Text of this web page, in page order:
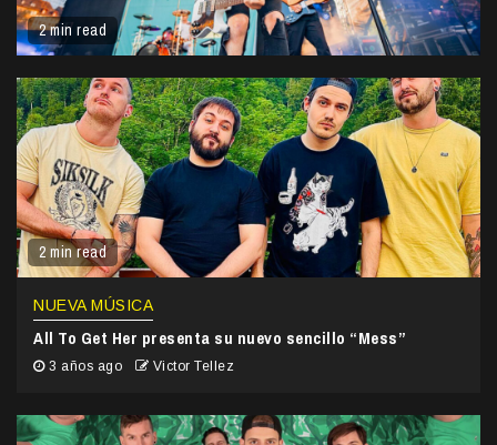
2 min read
2 min read
NUEVA MÚSICA
All To Get Her presenta su nuevo sencillo “Mess”
3 años ago Victor Tellez